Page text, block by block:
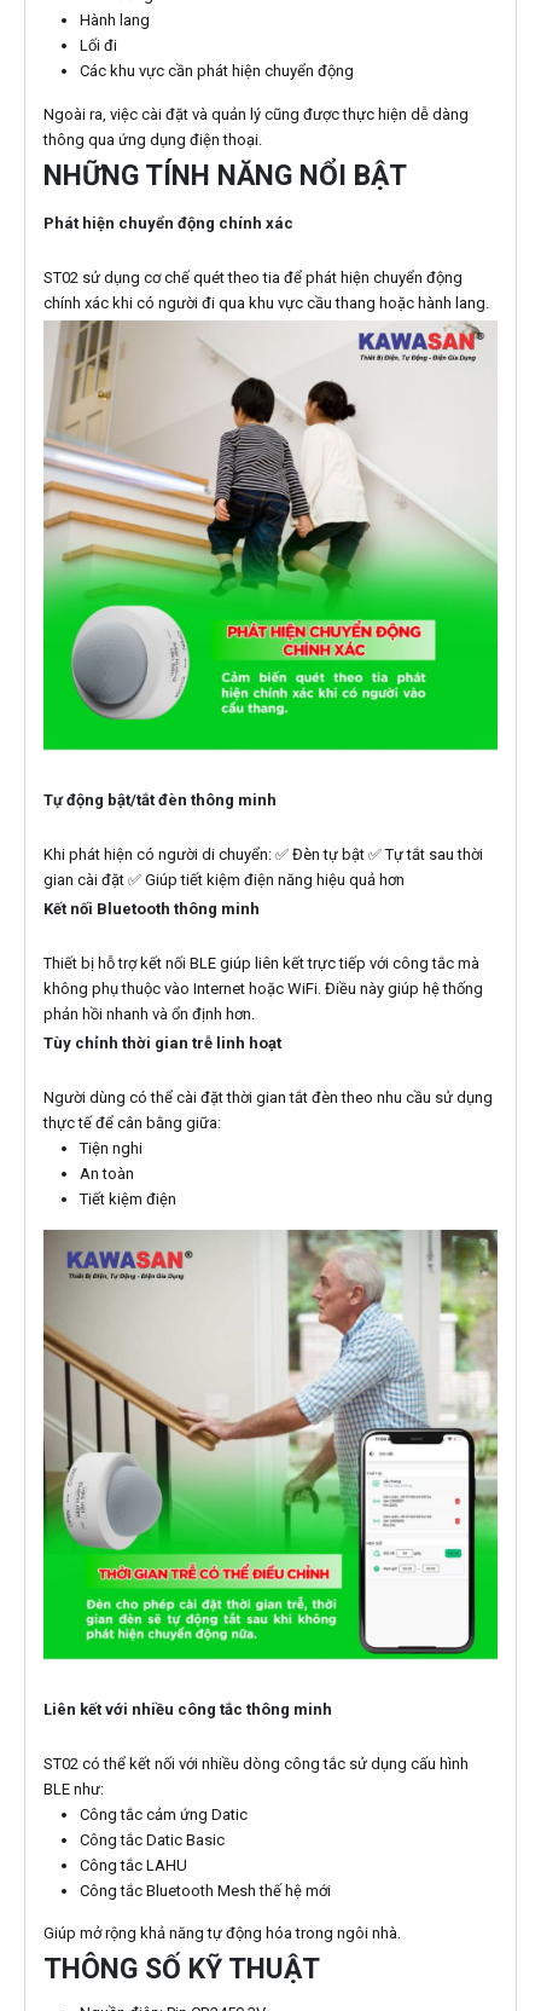
Hành lang
Lối đi
Các khu vực cần phát hiện chuyển động
Ngoài ra, việc cài đặt và quản lý cũng được thực hiện dễ dàng
thông qua ứng dụng điện thoại.
NHỮNG TÍNH NĂNG NỔI BẬT
Phát hiện chuyển động chính xác
ST02 sử dụng cơ chế quét theo tia để phát hiện chuyển động
chính xác khi có người đi qua khu vực cầu thang hoặc hành lang.
Tự động bật/tắt đèn thông minh
Khi phát hiện có người di chuyển: ✅ Đèn tự bật ✅ Tự tắt sau thời
gian cài đặt ✅ Giúp tiết kiệm điện năng hiệu quả hơn
Kết nối Bluetooth thông minh
Thiết bị hỗ trợ kết nối BLE giúp liên kết trực tiếp với công tắc mà
không phụ thuộc vào Internet hoặc WiFi. Điều này giúp hệ thống
phản hồi nhanh và ổn định hơn.
Tùy chỉnh thời gian trễ linh hoạt
Người dùng có thể cài đặt thời gian tắt đèn theo nhu cầu sử dụng
thực tế để cân bằng giữa:
Tiện nghi
An toàn
Tiết kiệm điện
Liên kết với nhiều công tắc thông minh
ST02 có thể kết nối với nhiều dòng công tắc sử dụng cấu hình
BLE như:
Công tắc cảm ứng Datic
Công tắc Datic Basic
Công tắc LAHU
Công tắc Bluetooth Mesh thế hệ mới
Giúp mở rộng khả năng tự động hóa trong ngôi nhà.
THÔNG SỐ KỸ THUẬT